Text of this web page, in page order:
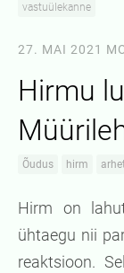
vastuülekanne
27. MAI 2021
Hirmu
Õudus hirm
Hirm on
ühtaegu nii
reaktsioon.